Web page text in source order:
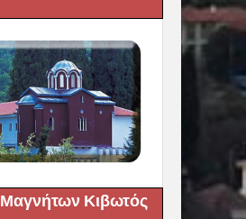
Μαγνήτων Κιβωτός